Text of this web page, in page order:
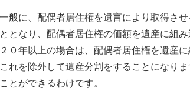
般に、配偶者居住権を遺言により取得さ
となり、配偶者居住権の価額を遺産に組
０年以上の場合は、配偶者居住権を遺産
れを除外して遺産分割をすることになり
とができるわけです。